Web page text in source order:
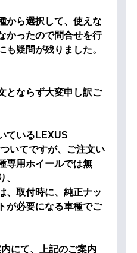
から選択して、使えな
かったので問合せを行
も疑問が残りました。
とならず大変申し訳ご
ているLEXUS
いてですが、ご注文い
専用ホイールでは無
、
、取付時に、純正ナッ
が必要になる車種でご
にて、上記のご案内